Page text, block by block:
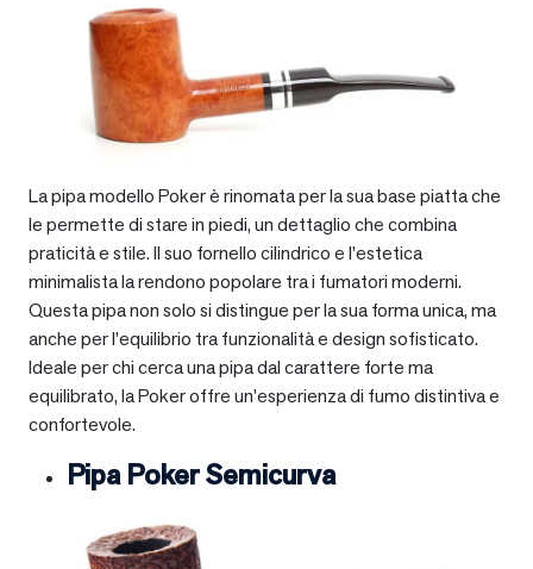
La pipa modello Poker è rinomata per la sua base piatta che
le permette di stare in piedi, un dettaglio che combina
praticità e stile. Il suo fornello cilindrico e l’estetica
minimalista la rendono popolare tra i fumatori moderni.
Questa pipa non solo si distingue per la sua forma unica, ma
anche per l’equilibrio tra funzionalità e design sofisticato.
Ideale per chi cerca una pipa dal carattere forte ma
equilibrato, la Poker offre un’esperienza di fumo distintiva e
confortevole.
Pipa Poker Semicurva